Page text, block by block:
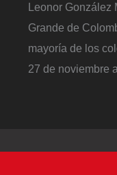
Leonor González
Grande de
mayoría de los
27 de noviembre